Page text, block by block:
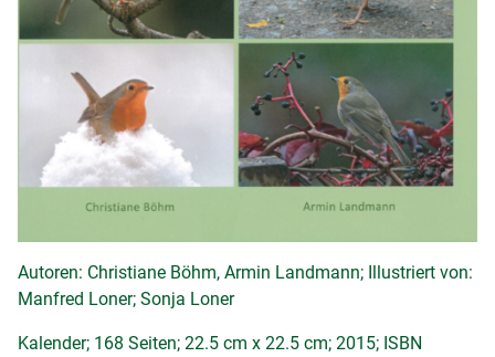
Autoren: Christiane Böhm, Armin Landmann; Illustriert von:
Manfred Loner; Sonja Loner
Kalender; 168 Seiten; 22.5 cm x 22.5 cm; 2015; ISBN